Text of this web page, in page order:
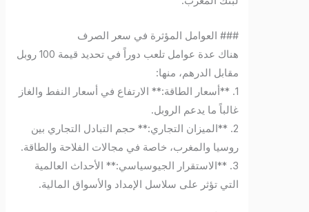
### العوامل المؤثرة في سعر الصرف
هناك عدة عوامل تلعب دوراً في تحديد قيمة 100 روبل
مقابل الدرهم، منها:
1. **أسعار الطاقة:** الارتفاع في أسعار النفط والغاز
غالباً ما يدعم الروبل.
2. **الميزان التجاري:** حجم التبادل التجاري بين
روسيا والمغرب، خاصة في مجالات الفلاحة والطاقة.
3. **الاستقرار الجيوسياسي:** الأحداث العالمية
التي تؤثر على سلاسل الإمداد والأسواق المالية.